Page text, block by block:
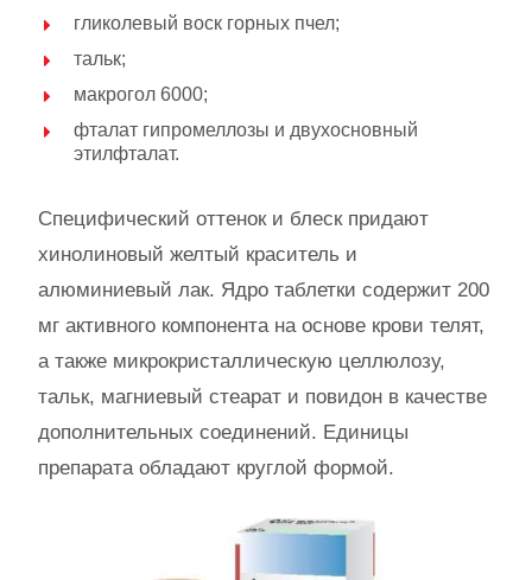
гликолевый воск горных пчел;
тальк;
макрогол 6000;
фталат гипромеллозы и двухосновный
этилфталат.
Специфический оттенок и блеск придают
хинолиновый желтый краситель и
алюминиевый лак. Ядро таблетки содержит 200
мг активного компонента на основе крови телят,
а также микрокристаллическую целлюлозу,
тальк, магниевый стеарат и повидон в качестве
дополнительных соединений. Единицы
препарата обладают круглой формой.